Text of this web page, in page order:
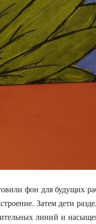
фон для будущих
Затем дети
линий и